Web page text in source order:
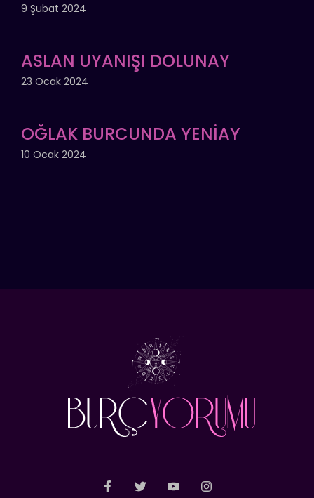
9 Şubat 2024
ASLAN UYANIŞI DOLUNAY
23 Ocak 2024
OĞLAK BURCUNDA YENİAY
10 Ocak 2024